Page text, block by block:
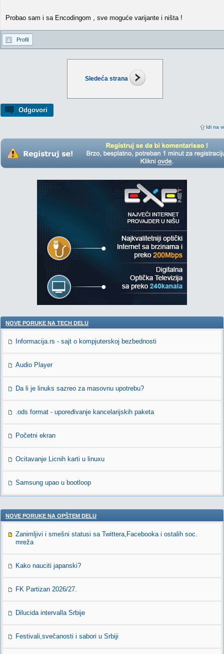
Sledeća strana
Odgovori
Idi na
Probao sam i sa Encodingom , sve moguće varijante i ništa !
Profil
NOVE PORUKE NA TECH DELU
Informacija.rs - sajt o kompjuterskoj bezbednosti
Audio Player
Da li je linuks sazreo za masovnu upotrebu?
.ods format - upoređivanje kancelarijskih paketa
Početni ekran
Ocitavanje Licnih karti u linuxu
Samsung upao u bootloop
NOVE PORUKE NA OPŠTEM DELU
Zanimljivi i smešni statusi sa Twittera,Facebooka i ostalih soc.
mreža
Kako nauciti japanski?
FK Partizan 2026/27.
Dilucida intervalla Srbije
Festivali,svečanosti i sabori u Srbiji